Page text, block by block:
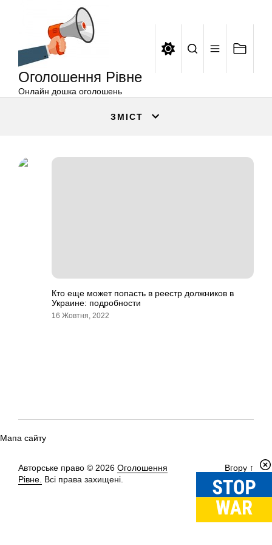
Оголошення Рівне
Онлайн дошка оголошень
ЗМІСТ
Кто еще может попасть в реестр должников в
Украине: подробности
16 Жовтня, 2022
Мапа сайту
Авторське право © 2026 Оголошення
Рівне. Всі права захищені.
Вгору ↑